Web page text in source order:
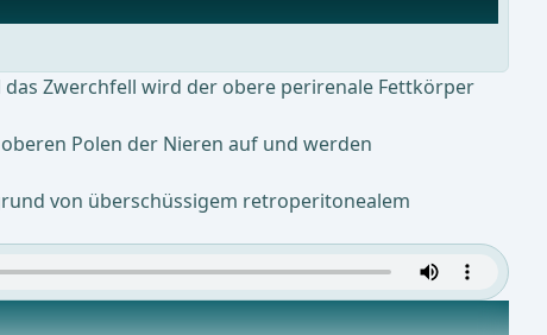
Zwerchfell wird der obere perirenale Fettkörper
Polen der Nieren auf und werden
von überschüssigem retroperitonealem